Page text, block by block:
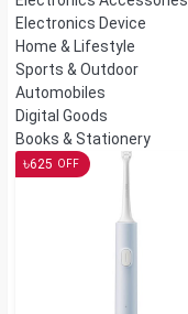
Electronics Device
Home & Lifestyle
Sports & Outdoor
Automobiles
Digital Goods
Books & Stationery
৳625 OFF